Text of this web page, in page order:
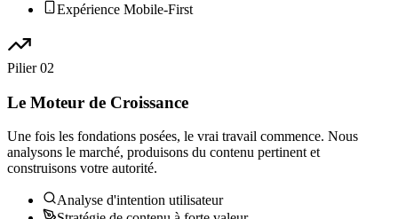
Expérience Mobile-First
Pilier02
Le Moteur de Croissance
Une fois les fondations posées, le vrai travail commence. Nous
analysons le marché, produisons du contenu pertinent et
construisons votre autorité.
Analyse d'intention utilisateur